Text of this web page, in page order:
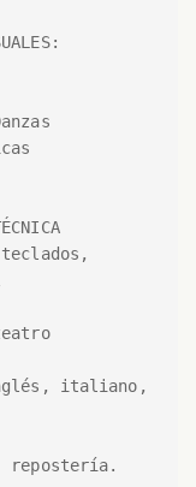
teclados,
teatro
inglés, italiano,
repostería.